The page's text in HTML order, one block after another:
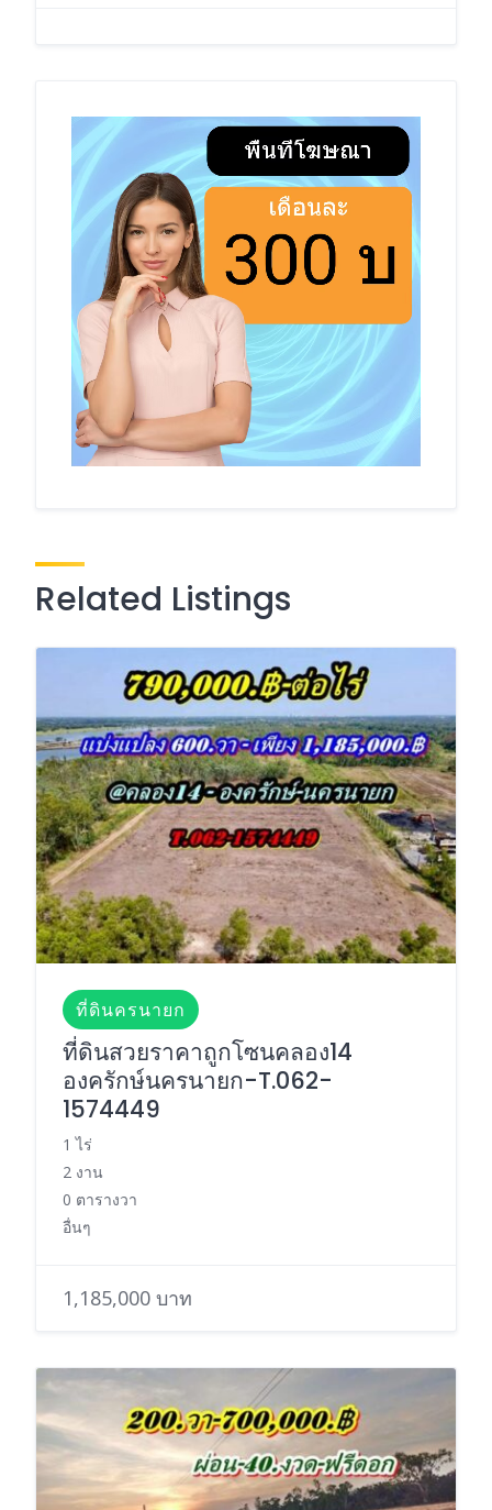
Related Listings
ที่ดินครนายก
ที่ดินสวยราคาถูกโซนคลอง14
องครักษ์นครนายก-T.062-
1574449
1 ไร่
2 งาน
0 ตารางวา
อื่นๆ
1,185,000 บาท